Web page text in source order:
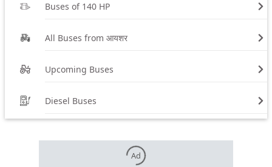
Buses of 140 HP
All Buses from आयशर
Upcoming Buses
Diesel Buses
Ad